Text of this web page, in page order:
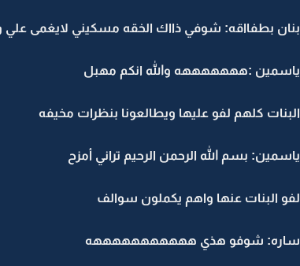
بنان بطفااقه: شوفي ذااك الخقه مسكيني لايغمى علي
ياسمين :هههههههه والله انكم مهبل
البنات كلهم لفو عليها ويطالعونا بنظرات مخيفه
ياسمين: بسم الله الرحمن الرحيم تراني أمزح
لفو البنات عنها واهم يكملون سوالف
ساره: شوفو هذي هههههههههههه